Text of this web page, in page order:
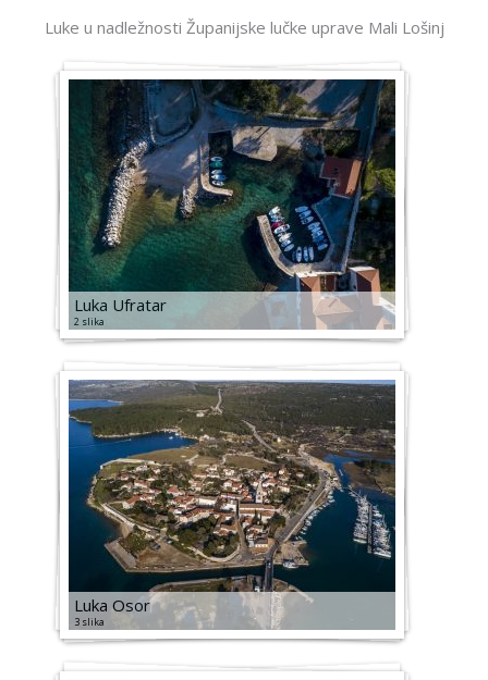
Luke u nadležnosti Županijske lučke uprave Mali Lošinj
Luka Ufratar
2 slika
Luka Osor
3 slika